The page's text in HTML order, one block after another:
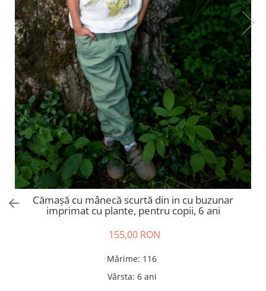
Veste
Tricouri
Veste
Cămașă cu mânecă scurtă din in cu buzunar
imprimat cu plante, pentru copii, 6 ani
155,00 RON
Mărime: 116
Vârsta: 6 ani